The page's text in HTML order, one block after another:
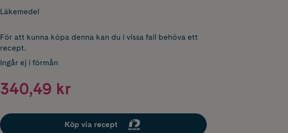
Läkemedel
För att kunna köpa denna kan du i vissa fall behöva ett
recept.
Ingår ej i förmån
340,49 kr
Köp via recept